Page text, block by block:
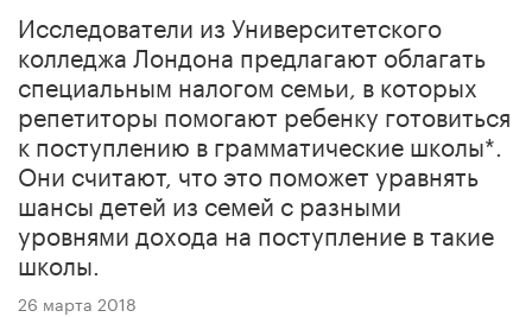
Исследователи из Университетского
колледжа Лондона предлагают облагать
специальным налогом семьи, в которых
репетиторы помогают ребенку готовиться
к поступлению в грамматические школы*.
Они считают, что это поможет уравнять
шансы детей из семей с разными
уровнями дохода на поступление в такие
школы.
26 марта 2018